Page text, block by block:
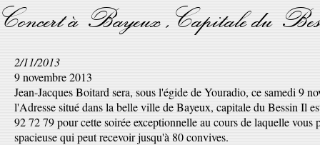
Concert à Bayeux ,Capitale du
2/11/2013
9 novembre 2013
Jean-Jacques Boitard sera, sous l'égide de Youradio, ce samedi 9
l'Adresse situé dans la belle ville de Bayeux, capitale du Bessin Il
92 72 79 pour cette soirée exceptionnelle au cours de laquelle vous
spacieuse qui peut recevoir jusqu'à 80 convives.